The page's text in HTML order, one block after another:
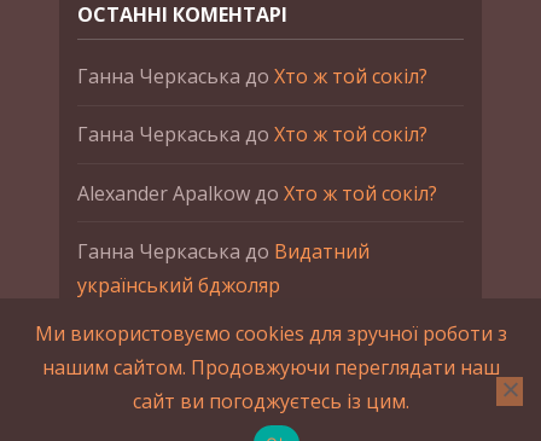
ОСТАННІ КОМЕНТАРІ
Ганна Черкаська до Хто ж той сокіл?
Ганна Черкаська до Хто ж той сокіл?
Alexander Apalkowдо Хто ж той сокіл?
Ганна Черкаська до Видатний
український бджоляр
Ганна ЧеркаськадоПетро Франко
2015-2023 © UAHistory Всі права застережено.
При використанні матеріалів сайта обов'язкове
Ми використовуємо cookies для зручної роботи з
нашим сайтом. Продовжуючи переглядати наш
сайт ви погоджуєтесь із цим.